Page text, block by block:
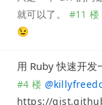
就可以了。 #11 楼
😉
用 Ruby 快速开发
#4 楼 @
https://